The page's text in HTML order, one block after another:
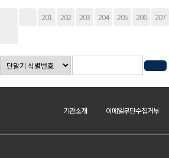
201 202 203 204 205 206 207
기관소개 이메일무단수집거부